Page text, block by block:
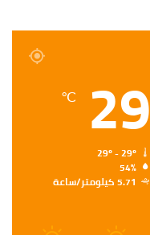
29
℃
54%
5.71 كيلومتر/ساعة